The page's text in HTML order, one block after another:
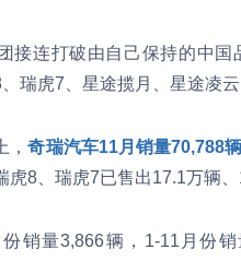
接连打破由自己保持的中
瑞虎7、星途揽月、星途凌
，奇瑞汽车11月销量70,788
虎8、瑞虎7已售出17.1万辆、
销量3,866辆，1-11月份